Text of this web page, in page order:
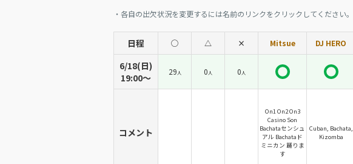
・各自の出欠状況を変更するには名前のリンクをクリックしてください。
日程 ◯ △ × Mitsue DJ HERO
6/18(日)
19:00〜
29人 0人 0人
コメント
On1 On2 On3
Casino Son
Bachataセンシュ
アル Bachataド
ミニカン 踊りま
す
Cuban, Bachata,
Kizomba